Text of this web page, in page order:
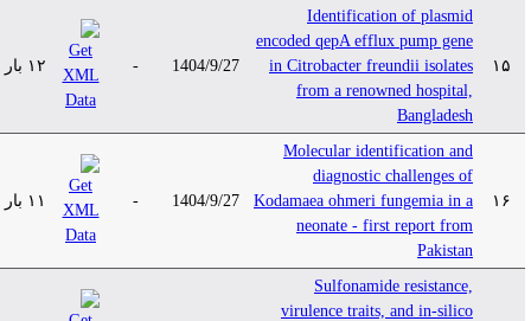
۱۵
Identification of plasmid
encoded qepA efflux pump gene
in Citrobacter freundii isolates
from a renowned hospital,
Bangladesh
1404/9/27 ۱۲ بار
۱۶
Molecular identification and
diagnostic challenges of
Kodamaea ohmeri fungemia in a
neonate - first report from
Pakistan
1404/9/27 ۱۱ بار
Sulfonamide resistance,
virulence traits, and in-silico